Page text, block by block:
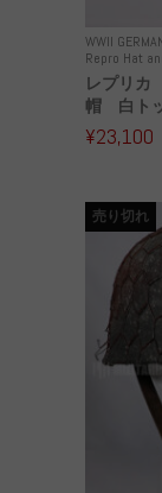
WWII
Repro Hat
レプリ
帽 白ト
¥23,100
売り切れ